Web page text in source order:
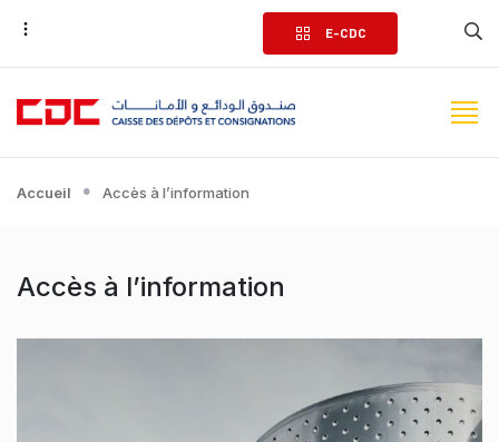
Aller
contenu
principal
E-CDC
Accueil Accès à l’information
Accès à l’information